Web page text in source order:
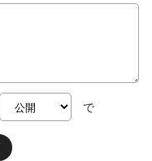
で